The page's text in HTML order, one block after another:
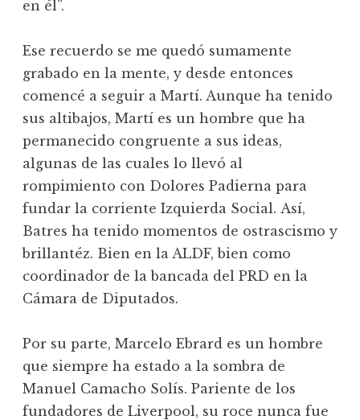
en él”.
Ese recuerdo se me quedó sumamente
grabado en la mente, y desde entonces
comencé a seguir a Martí. Aunque ha tenido
sus altibajos, Martí es un hombre que ha
permanecido congruente a sus ideas,
algunas de las cuales lo llevó al
rompimiento con Dolores Padierna para
fundar la corriente Izquierda Social. Así,
Batres ha tenido momentos de ostrascismo y
brillantéz. Bien en la ALDF, bien como
coordinador de la bancada del PRD en la
Cámara de Diputados.
Por su parte, Marcelo Ebrard es un hombre
que siempre ha estado a la sombra de
Manuel Camacho Solís. Pariente de los
fundadores de Liverpool, su roce nunca fue